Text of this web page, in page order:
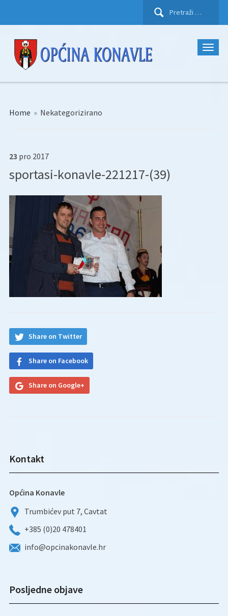
Pretraži:
Home » Nekategorizirano
23 pro 2017
sportasi-konavle-221217-(39)
Share on Twitter
Share on Facebook
Share on Google+
Kontakt
Općina Konavle
Trumbićev put 7, Cavtat
+385 (0)20 478401
info@opcinakonavle.hr
Posljedne objave